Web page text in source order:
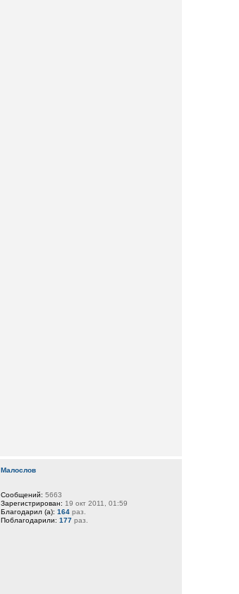
Малослов
Сообщений: 5663
Зарегистрирован: 19 окт 2011, 01:59
Благодарил (а): 164раз.
Поблагодарили: 177раз.